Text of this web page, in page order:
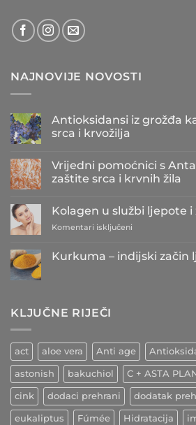
NAJNOVIJE NOVOSTI
Antioksidansi iz grožđa
srca i krvožilja
na
Antioksidansi
iz
najbolji
prijatelji
srca
Vrijedni pomoćnici s
zaštite srca i krvnih žila
na
Vrijedni
pomoćnici
u
žila
Kolagen u službi ljepote i
Komentari isključeni
u
službi
Kurkuma – indijski začin
indijski
učinaka
KLJUČNE RIJEČI
act aloe vera Anti age
astonish bakuchiol C + ASTA
cink dodaci prehrani dodatak
eukaliptus Fúmée Hidratacija